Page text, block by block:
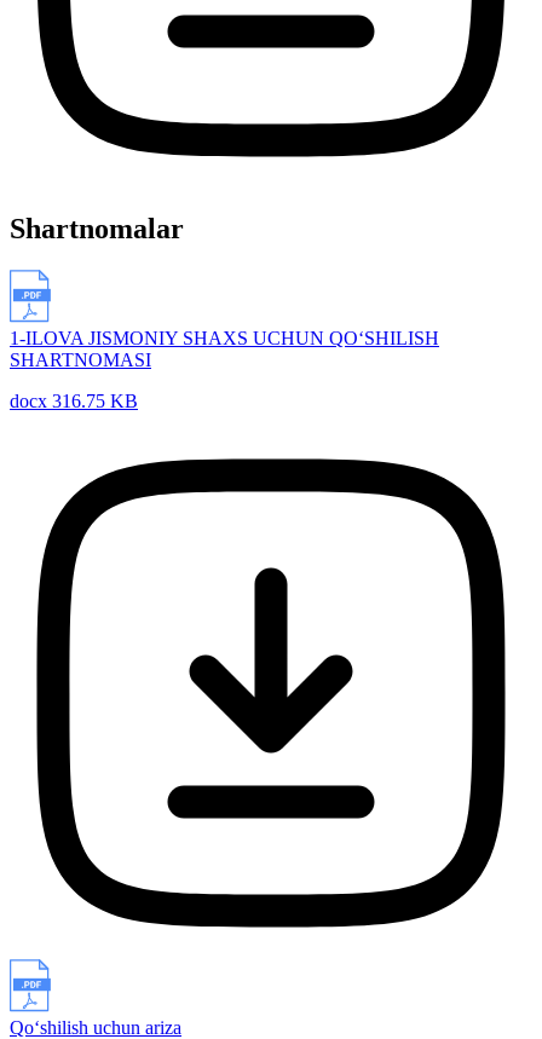
Shartnomalar
1-ILOVA JISMONIY SHAXS UCHUN QO‘SHILISH
SHARTNOMASI
docx 316.75 KB
Qo‘shilish uchun ariza